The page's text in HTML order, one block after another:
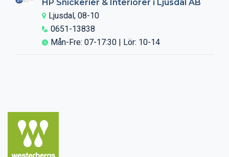
HP Snickerier & Interiörer i Ljusdal AB
Ljusdal, 08-10
0651-13838
Mån-Fre: 07-17:30 | Lör: 10-14